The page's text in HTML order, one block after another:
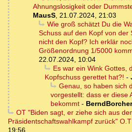
Ahnungslosigkeit oder
MausS, 21.07.2024, 21:03
Wie groß schätzt Du die
Schuss auf den Kopf von der
nicht den Kopf? Ich erklär
Größenordnung 1/5000
22.07.2024, 10:04
Es war ein Wink Gottes,
Kopfschuss gerettet hat?! -
Genau, so haben sich
vorgestellt: dass er diese
bekommt -
OT "Biden sagt, er ziehe sich aus
Präsidentschaftswahlkampf zurück" O.T
19:56